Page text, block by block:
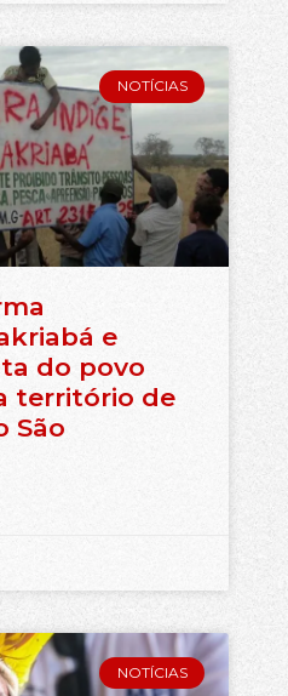
NOTÍCIAS
e
do povo
território de
São
NOTÍCIAS